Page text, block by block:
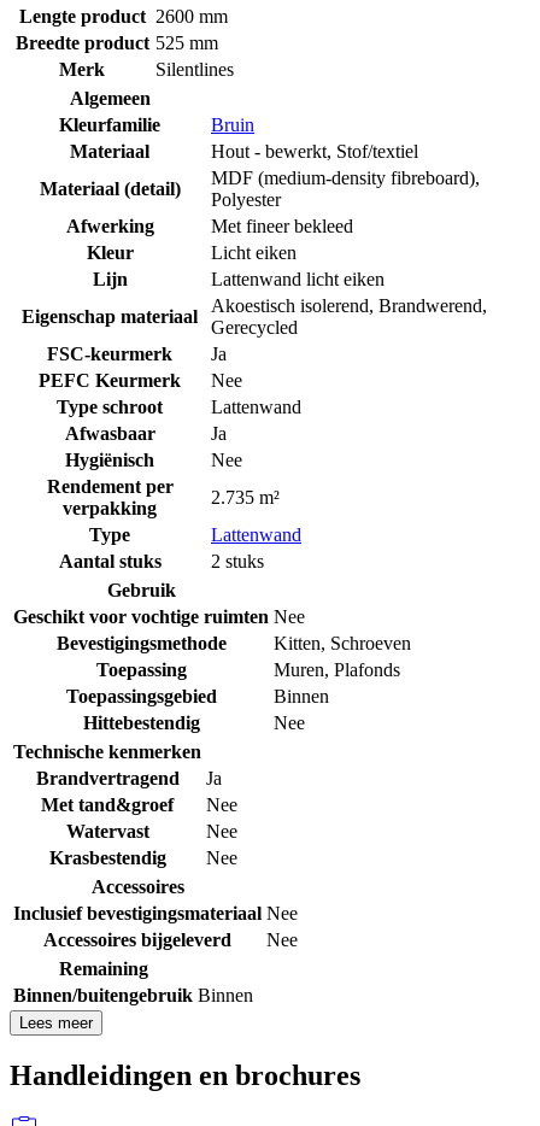
Lengte product 2600 mm
Breedte product 525 mm
Merk
Silentlines
Algemeen
Kleurfamilie
Bruin
Materiaal
Hout - bewerkt, Stof/textiel
Materiaal (detail)
MDF (medium-density fibreboard),
Polyester
Afwerking
Met fineer bekleed
Kleur
Licht eiken
Lijn
Lattenwand licht eiken
Eigenschap materiaal
Akoestisch isolerend, Brandwerend,
Gerecycled
FSC-keurmerk
Ja
PEFC Keurmerk
Nee
Type schroot
Lattenwand
Afwasbaar
Ja
Hygiënisch
Nee
Rendement per
verpakking
2.735 m²
Type
Lattenwand
Aantal stuks
2 stuks
Gebruik
Geschikt voor vochtige ruimten Nee
Bevestigingsmethode
Kitten, Schroeven
Toepassing
Muren, Plafonds
Toepassingsgebied
Binnen
Hittebestendig
Nee
Technische kenmerken
Brandvertragend
Ja
Met tand&groef
Nee
Watervast
Nee
Krasbestendig
Nee
Accessoires
Inclusief bevestigingsmateriaal Nee
Accessoires bijgeleverd
Nee
Remaining
Binnen/buitengebruik Binnen
Lees meer
Handleidingen en brochures